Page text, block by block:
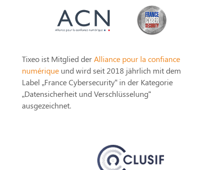
Tixeo ist Mitglied derAlliance pour la confiance
numériqueund wird seit 2018 jährlich mit dem
Label „France Cybersecurity“ in der Kategorie
„Datensicherheit und Verschlüsselung“
ausgezeichnet.